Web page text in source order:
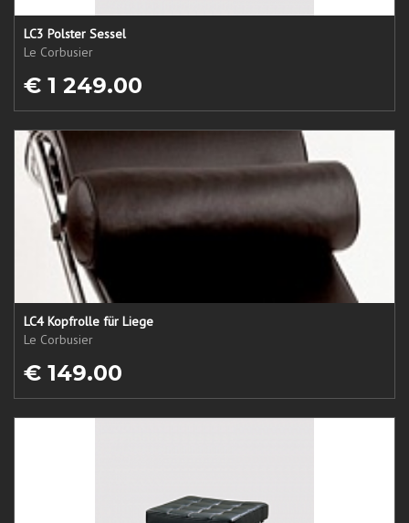
LC3 Polster Sessel
Le Corbusier
€ 1 249.00
LC4 Kopfrolle für Liege
Le Corbusier
€ 149.00